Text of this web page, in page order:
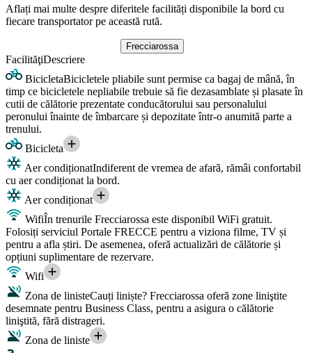
Aflați mai multe despre diferitele facilități disponibile la bord cu
fiecare transportator pe această rută.
Frecciarossa
FacilităţiDescriere
BicicletaBicicletele pliabile sunt permise ca bagaj de mână, în
timp ce bicicletele nepliabile trebuie să fie dezasamblate și plasate în
cutii de călătorie prezentate conducătorului sau personalului
peronului înainte de îmbarcare și depozitate într-o anumită parte a
trenului.
Bicicleta
Aer condiționatIndiferent de vremea de afară, rămâi confortabil
cu aer condiționat la bord.
Aer condiționat
WifiÎn trenurile Frecciarossa este disponibil WiFi gratuit.
Folosiți serviciul Portale FRECCE pentru a viziona filme, TV și
pentru a afla știri. De asemenea, oferă actualizări de călătorie și
opțiuni suplimentare de rezervare.
Wifi
Zona de linisteCauți liniște? Frecciarossa oferă zone liniştite
desemnate pentru Business Class, pentru a asigura o călătorie
liniştită, fără distrageri.
Zona de liniste